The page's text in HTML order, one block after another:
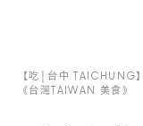
【吃│台中 TAICHUNG】
《台灣TAIWAN 美食》